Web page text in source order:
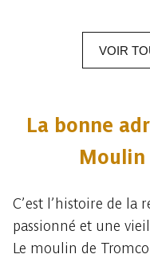
VOIR
La bonne
Moulin
C’est l’histoire de
passionné et une
Le moulin de